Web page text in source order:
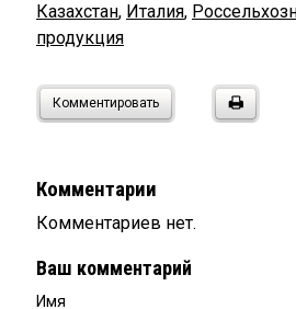
Казахстан, Италия,
продукция
Комментировать
Комментарии
Комментариев нет.
Ваш комментарий
Имя